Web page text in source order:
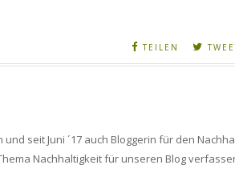
TEILEN
seit Juni ´17 auch Bloggerin für den
Nachhaltigkeit für unseren Blog